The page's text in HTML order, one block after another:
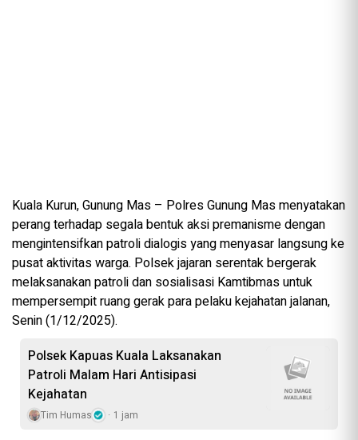
Kuala Kurun, Gunung Mas – Polres Gunung Mas menyatakan
perang terhadap segala bentuk aksi premanisme dengan
mengintensifkan patroli dialogis yang menyasar langsung ke
pusat aktivitas warga. Polsek jajaran serentak bergerak
melaksanakan patroli dan sosialisasi Kamtibmas untuk
mempersempit ruang gerak para pelaku kejahatan jalanan,
Senin (1/12/2025).
Polsek Kapuas Kuala Laksanakan
Patroli Malam Hari Antisipasi
Kejahatan
Tim Humas 1 jam